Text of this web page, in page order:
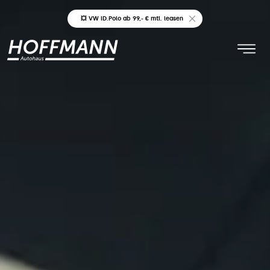
💥 VW ID.Polo ab 99,- € mtl. leasen